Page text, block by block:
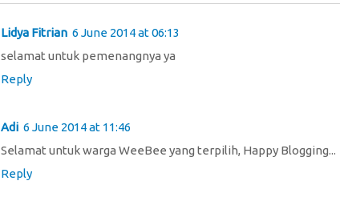
Lidya Fitrian 6 June 2014 at 06:13
selamat untuk pemenangnya ya
Reply
Adi 6 June 2014 at 11:46
Selamat untuk warga WeeBee yang terpilih, Happy Blogging...
Reply